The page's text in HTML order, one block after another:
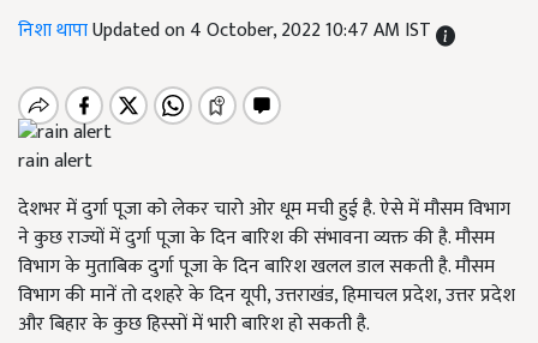
निशा थापाUpdated on 4 October, 2022 10:47 AM IST
rain alert
देशभर में दुर्गा पूजा को लेकर चारो ओर धूम मची हुई है. ऐसे में मौसम विभाग
ने कुछ राज्यों में दुर्गा पूजा के दिन बारिश की संभावना व्यक्त की है. मौसम
विभाग के मुताबिक दुर्गा पूजा के दिन बारिश खलल डाल सकती है. मौसम
विभाग की मानें तो दशहरे के दिन यूपी, उत्तराखंड, हिमाचल प्रदेश, उत्तर प्रदेश
और बिहार के कुछ हिस्सों में भारी बारिश हो सकती है.